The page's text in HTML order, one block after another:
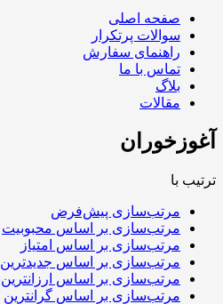
صفحه اصلی
سوالات پرتکرار
راهنمای سفارش
تماس با ما
بلاگ
مقالات
آغوزخوران
ترتیب با
مرتب‌سازی پیش‌فرض
مرتب‌سازی بر اساس محبوبیت
مرتب‌سازی بر اساس امتیاز
مرتب‌سازی بر اساس جدیدترین
مرتب‌سازی بر اساس ارزانترین
مرتب‌سازی بر اساس گرانترین